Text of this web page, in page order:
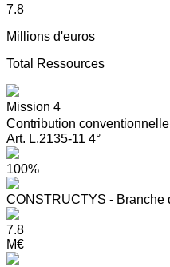
7.8
Millions d'euros
Total Ressources
Mission 4
Contribution
Art. L.2135-11 4°
100%
CONSTRUCTYS - Branche
7.8
M€